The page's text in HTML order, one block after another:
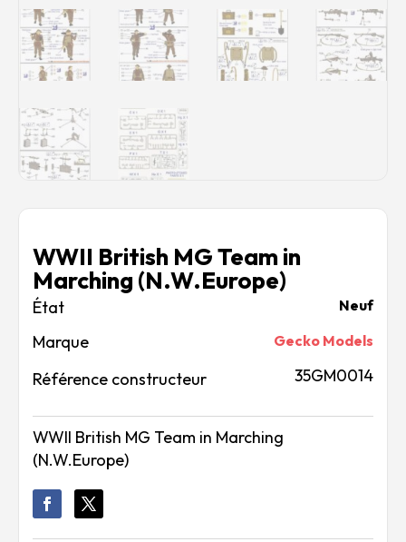
Puzzles
Carte cadeau
Maquette par marque
Contact
WWII British MG Team in
Marching (N.W.Europe)
Neuf
Marque Gecko Models
Référence constructeur 35GM0014
WWII British MG Team in Marching
(N.W.Europe)